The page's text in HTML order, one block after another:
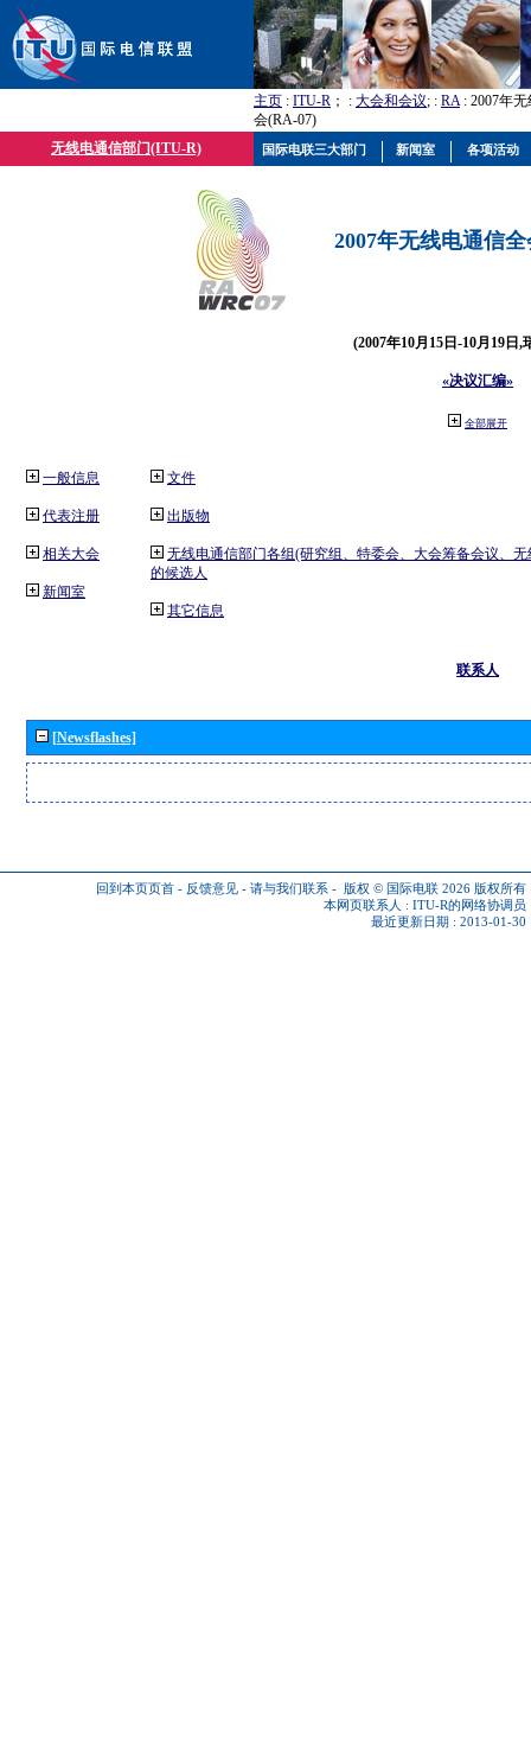
主页 : ITU-R ； : 大会和会议; : RA: 2007年
会(RA-07)
无线电通信部门(ITU-R)
2007年无线电通信
(2007年10月15日-10月19日,
«决议汇编»
全部展开
一般信息
代表注册
相关大会
新闻室
文件
出版物
无线电通信部门各组(研究组、特委会、大会筹备会议、
的候选人
其它信息
联系人
[Newsflashes]
回到本页页首 - 反馈意见 - 请与我们联系 - 版权 © 国际电联 2026 版权所有
本网页联系人 : ITU-R的网络协调员
最近更新日期 : 2013-01-30
国际电联三大部门 新闻室 各项活动